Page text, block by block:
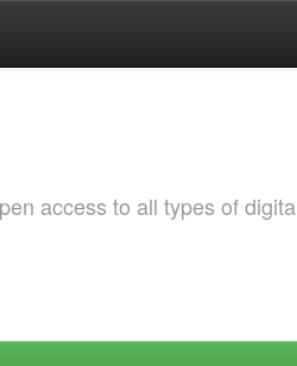
access to all types of